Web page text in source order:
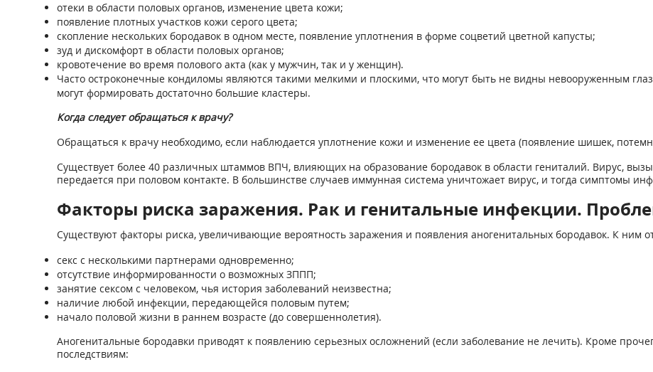
отеки в области половых органов, изменение цвета кожи;
появление плотных участков кожи серого цвета;
скопление нескольких бородавок в одном месте, появление уплотнения в форме соцветий цветной капусты;
зуд и дискомфорт в области половых органов;
кровотечение во время полового акта (как у мужчин, так и у женщин).
Часто остроконечные кондиломы являются такими мелкими и плоскими, что могут быть не видны невооруженным
могут формировать достаточно большие кластеры.
Когда следует обращаться к врачу?
Обращаться к врачу необходимо, если наблюдается уплотнение кожи и изменение ее цвета (появление шишек,
Существует более 40 различных штаммов ВПЧ, влияющих на образование бородавок в области гениталий. Вирус,
передается при половом контакте. В большинстве случаев иммунная система уничтожает вирус, и тогда симптомы
Факторы риска заражения. Рак и генитальные инфекции.
Существуют факторы риска, увеличивающие вероятность заражения и появления аногенитальных бородавок. К ним
секс с несколькими партнерами одновременно;
отсутствие информированности о возможных ЗППП;
занятие сексом с человеком, чья история заболеваний неизвестна;
наличие любой инфекции, передающейся половым путем;
начало половой жизни в раннем возрасте (до совершеннолетия).
Аногенитальные бородавки приводят к появлению серьезных осложнений (если заболевание не лечить). Кроме
последствиям: